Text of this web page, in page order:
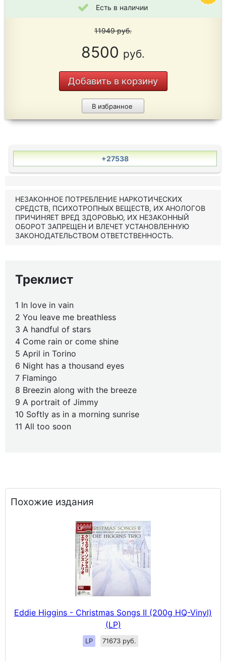
Есть в наличии
11949руб.
8500 руб.
Добавить в корзину
В избранное
+27538
НЕЗАКОННОЕ ПОТРЕБЛЕНИЕ НАРКОТИЧЕСКИХ
СРЕДСТВ, ПСИХОТРОПНЫХ ВЕЩЕСТВ, ИХ АНОЛОГОВ
ПРИЧИНЯЕТ ВРЕД ЗДОРОВЬЮ, ИХ НЕЗАКОННЫЙ
ОБОРОТ ЗАПРЕЩЕН И ВЛЕЧЕТ УСТАНОВЛЕННУЮ
ЗАКОНОДАТЕЛЬСТВОМ ОТВЕТСТВЕННОСТЬ.
Треклист
1 In love in vain
2 You leave me breathless
3 A handful of stars
4 Come rain or come shine
5 April in Torino
6 Night has a thousand eyes
7 Flamingo
8 Breezin along with the breeze
9 A portrait of Jimmy
10 Softly as in a morning sunrise
11 All too soon
Похожие издания
Eddie Higgins - Christmas Songs II (200g HQ-Vinyl)
(LP)
LP 71673 руб.